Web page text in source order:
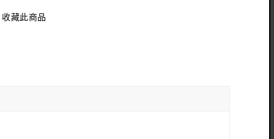
收藏此商品